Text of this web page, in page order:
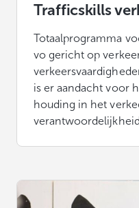
Trafficskills
Totaalprogramma
vo gericht op
is er aandacht voor
houding in het